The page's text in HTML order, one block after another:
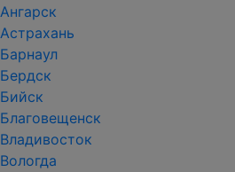
Ангарск
Астрахань
Барнаул
Бердск
Бийск
Благовещенск
Владивосток
Вологда